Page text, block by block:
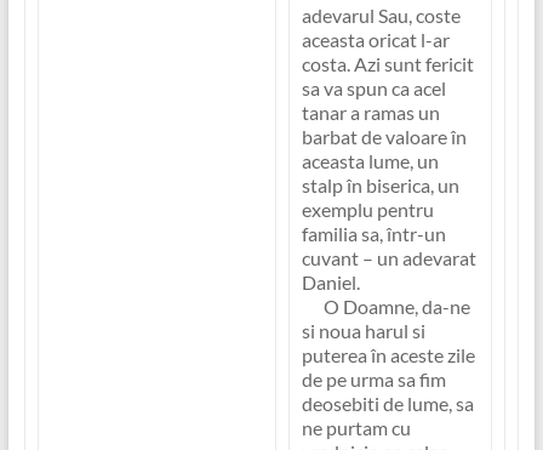
adevarul Sau, coste
aceasta oricat l-ar
costa. Azi sunt fericit
sa va spun ca acel
tanar a ramas un
barbat de valoare în
aceasta lume, un
stalp în biserica, un
exemplu pentru
familia sa, într-un
cuvant – un adevarat
Daniel.
O Doamne, da-ne
si noua harul si
puterea în aceste zile
de pe urma sa fim
deosebiti de lume, sa
ne purtam cu